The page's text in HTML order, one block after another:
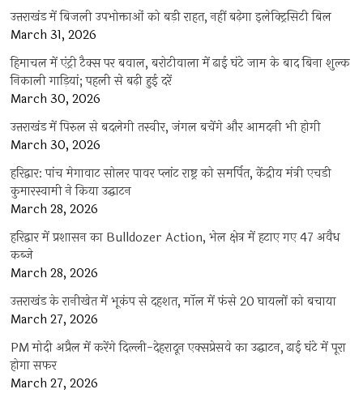
उत्तराखंड में बिजली उपभोक्ताओं को बड़ी राहत, नहीं बढ़ेगा इलेक्ट्रिसिटी बिल
March 31, 2026
हिमाचल में एंट्री टैक्स पर बवाल, बरोटीवाला में ढाई घंटे जाम के बाद बिना शुल्क
निकाली गाड़ियां; पहली से बढ़ी हुई दरें
March 30, 2026
उत्तराखंड में पिरुल से बदलेगी तस्वीर, जंगल बचेंगे और आमदनी भी होगी
March 30, 2026
हरिद्वार: पांच मेगावाट सोलर पावर प्लांट राष्ट्र को समर्पित, केंद्रीय मंत्री एचडी
कुमारस्वामी ने किया उद्घाटन
March 28, 2026
हरिद्वार में प्रशासन का Bulldozer Action, भेल क्षेत्र में हटाए गए 47 अवैध
कब्जे
March 28, 2026
उत्तराखंड के रानीखेत में भूकंप से दहशत, मॉल में फंसे 20 घायलों को बचाया
March 27, 2026
PM मोदी अप्रैल में करेंगे दिल्ली-देहरादून एक्सप्रेसवे का उद्घाटन, ढाई घंटे में पूरा
होगा सफर
March 27, 2026